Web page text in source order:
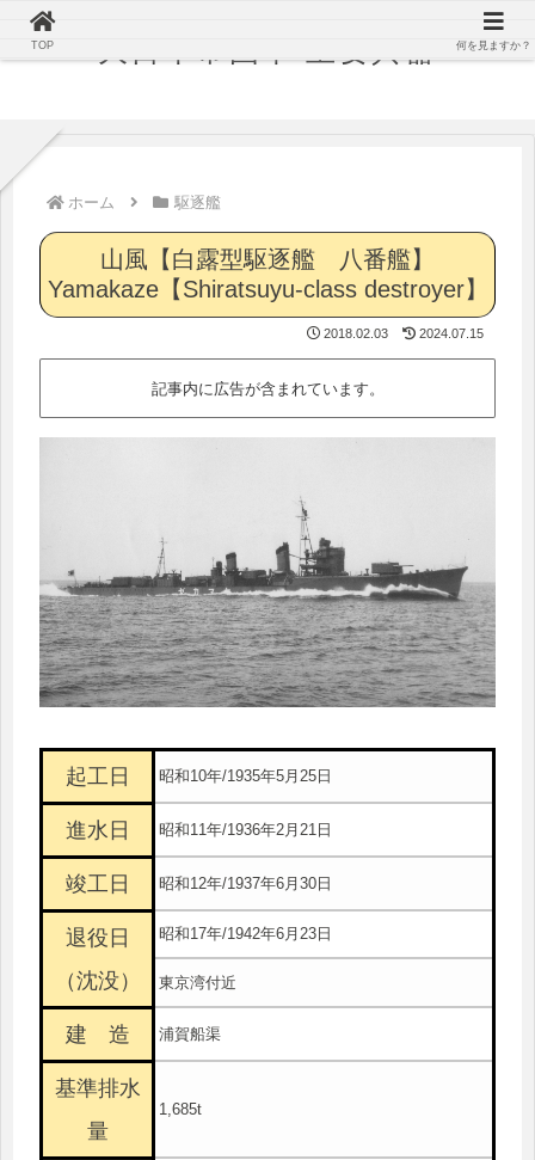
ホーム 駆逐艦
山風【白露型駆逐艦 八番艦】
Yamakaze【Shiratsuyu-class destroyer】
2018.02.03 2024.07.15
記事内に広告が含まれています。
起工日 昭和10年/1935年5月25日
進水日 昭和11年/1936年2月21日
竣工日 昭和12年/1937年6月30日
退役日
（沈没）
昭和17年/1942年6月23日
東京湾付近
建 造 浦賀船渠
基準排水
量
1,685t
TOP 何を見ますか？